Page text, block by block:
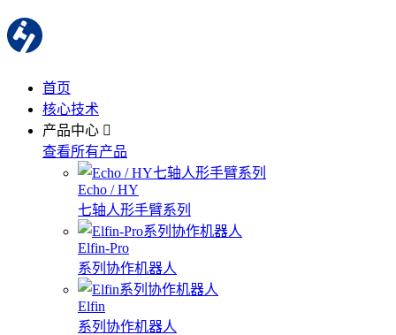
首页
核心技术
产品中心
查看所有产品
Echo / HY
七轴人形手臂系列
Elfin-Pro
系列协作机器人
Elfin
系列协作机器人